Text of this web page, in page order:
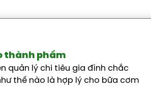
thành phẩm
quản lý chi tiêu gia đình chắc
thế nào là hợp lý cho bữa cơm